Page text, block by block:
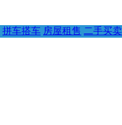
拼车搭车 房屋租售 二手买卖